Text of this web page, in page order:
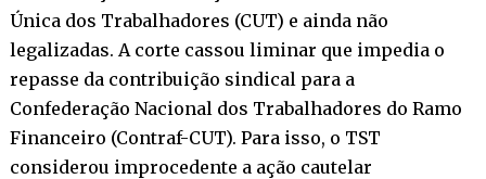
Única dos Trabalhadores (CUT) e ainda não
legalizadas. A corte cassou liminar que impedia o
repasse da contribuição sindical para a
Confederação Nacional dos Trabalhadores do Ramo
Financeiro (Contraf-CUT). Para isso, o TST
considerou improcedente a ação cautelar